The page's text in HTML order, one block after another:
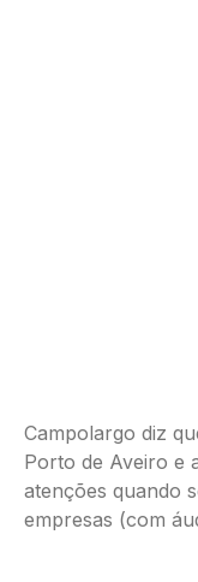
Campolargo diz
Porto de Aveiro e
atenções quando
empresas (com